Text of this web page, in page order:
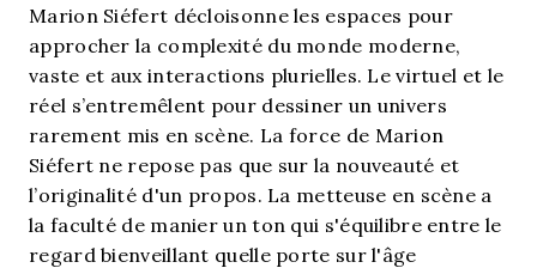
Marion Siéfert décloisonne les espaces pour
approcher la complexité du monde moderne,
vaste et aux interactions plurielles. Le virtuel et le
réel s’entremêlent pour dessiner un univers
rarement mis en scène. La force de Marion
Siéfert ne repose pas que sur la nouveauté et
l’originalité d'un propos. La metteuse en scène a
la faculté de manier un ton qui s'équilibre entre le
regard bienveillant quelle porte sur l'âge